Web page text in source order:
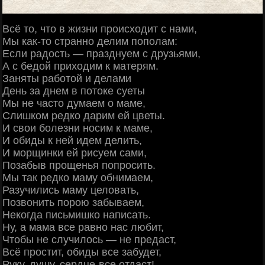
Всё то, что в жизни происходит с нами,
Мы как-то странно делим пополам:
Если радость — празднуем с друзьями,
А с бедой приходим к матерям.
Заняты работой и делами
День за днем в потоке суеты
Мы не часто думаем о маме,
Слишком редко дарим ей цветы.
И свои болезни носим к маме,
И обиды к ней идем делить,
И морщинки ей рисуем сами,
Позабыв прощенья попросить.
Мы так редко маму обнимаем,
Разучились маму целовать,
Позвонить порою забываем,
Некогда письмишко написать.
Ну, а мама все равно нас любит,
Чтобы не случилось — не предаст,
Всё простит, обиды все забудет,